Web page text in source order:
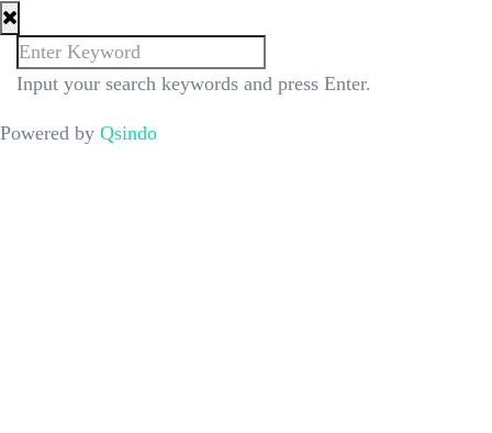
Input your search keywords and press Enter.
Powered by Qsindo